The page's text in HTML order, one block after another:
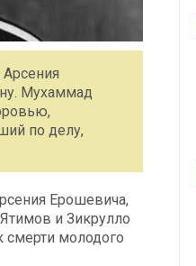
Мухаммад
по делу,
Ерошевича,
и Зикрулло
молодого